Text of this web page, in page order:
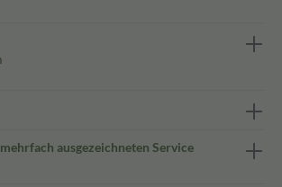
ausgezeichneten Service